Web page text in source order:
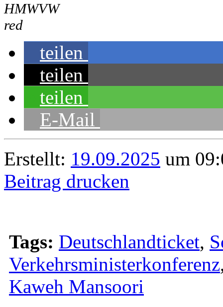
HMWVW
red
teilen
teilen
teilen
E-Mail
Erstellt: 19.09.2025 um
Beitrag drucken
Tags: Deutschlandticket,
Verkehrsministerkonferenz
Kaweh Mansoori